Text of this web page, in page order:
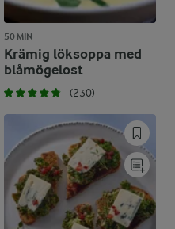
50 MIN
Krämig löksoppa med
blåmögelost
(230)